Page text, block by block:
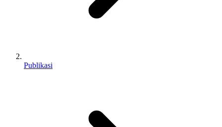
Publikasi